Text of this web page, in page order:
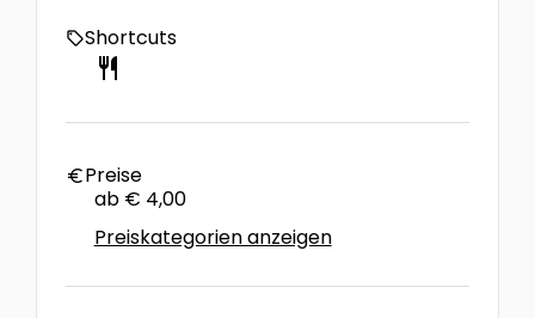
local_offerShortcuts
restaurant
euroPreise
ab € 4,00
Preiskategorien anzeigen